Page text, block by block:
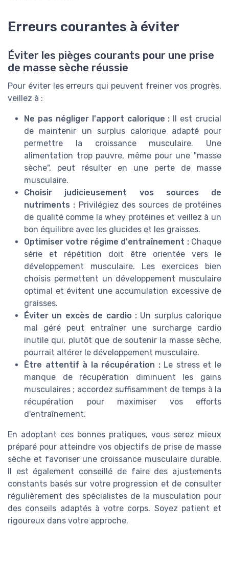
Erreurs courantes à éviter
Éviter les pièges courants pour une prise
de masse sèche réussie
Pour éviter les erreurs qui peuvent freiner vos progrès,
veillez à :
Ne pas négliger l'apport calorique :
Il est crucial
de maintenir un surplus calorique adapté pour
permettre la croissance musculaire. Une
alimentation trop pauvre, même pour une "masse
sèche", peut résulter en une perte de masse
musculaire.
Choisir judicieusement vos sources de
nutriments : Privilégiez des sources de protéines
de qualité comme la whey protéines et veillez à un
bon équilibre avec les glucides et les graisses.
Optimiser votre régime d'entraînement : Chaque
série et répétition doit être orientée vers le
développement musculaire. Les exercices bien
choisis permettent un développement musculaire
optimal et évitent une accumulation excessive de
graisses.
Éviter un excès de cardio : Un surplus calorique
mal géré peut entraîner une surcharge cardio
inutile qui, plutôt que de soutenir la masse sèche,
pourrait altérer le développement musculaire.
Être attentif à la récupération : Le stress et le
manque de récupération diminuent les gains
musculaires ; accordez suffisamment de temps à la
récupération pour maximiser vos efforts
d'entraînement.
En adoptant ces bonnes pratiques, vous serez mieux
préparé pour atteindre vos objectifs de prise de masse
sèche et favoriser une croissance musculaire durable.
Il est également conseillé de faire des ajustements
constants basés sur votre progression et de consulter
régulièrement des spécialistes de la musculation pour
des conseils adaptés à votre corps. Soyez patient et
rigoureux dans votre approche.